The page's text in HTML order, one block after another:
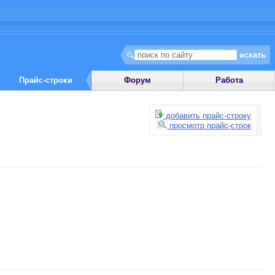
Прайс-строки Форум Работа
добавить прайс-строку
просмотр прайс-строк